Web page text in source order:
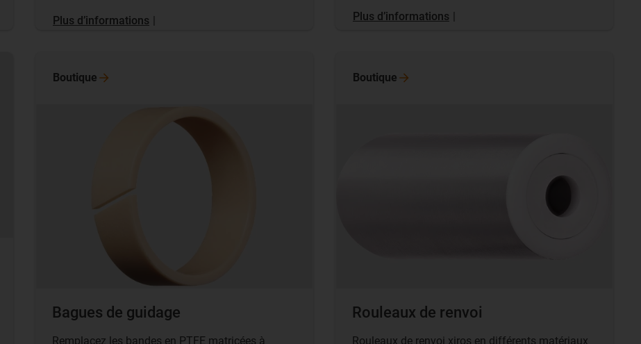
Plus d’informations Plus d’informations
Bagues de guidage
Remplacez les bandes en PTFE matricées à
Boutique
Rouleaux de renvoi
Rouleaux de renvoi xiros en différents matériaux
Boutique